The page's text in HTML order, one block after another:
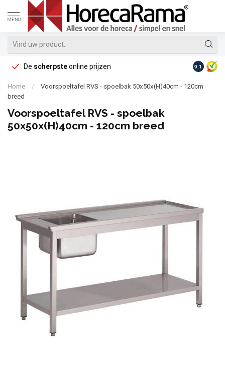
MENU
De scherpsteonline prijzen Op
9.1
Home /
Voorspoeltafel RVS - spoelbak 50x50x(H)40cm - 120cm
breed
Voorspoeltafel RVS - spoelbak
50x50x(H)40cm - 120cm breed